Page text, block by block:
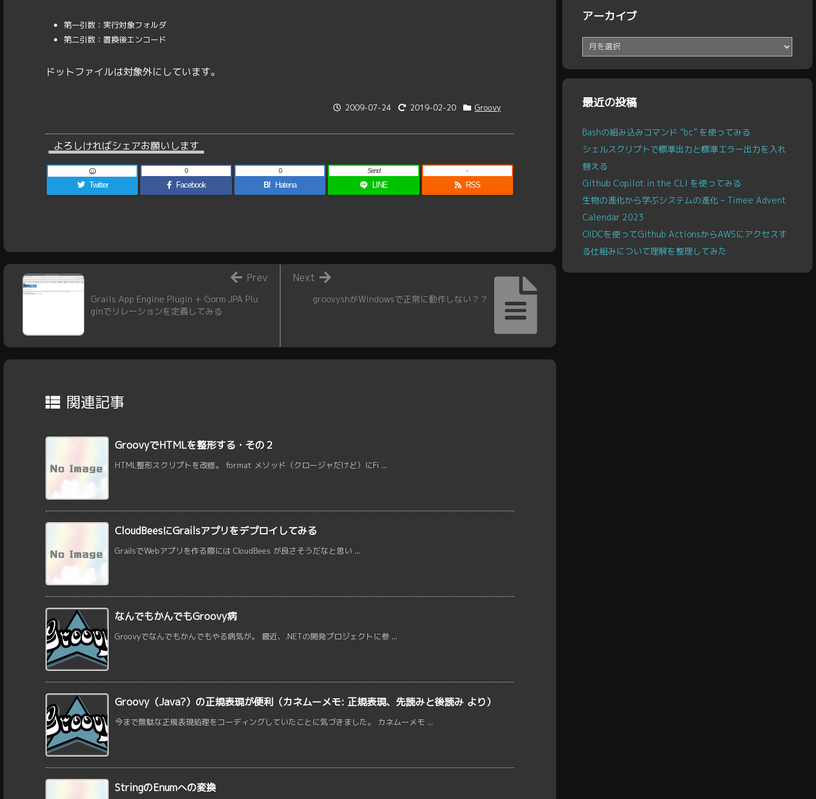
第一引数：実行対象フォルダ
第二引数：置換後エンコード
ドットファイルは対象外にしています。
2009-07-24 2019-02-20 Groovy
よろしければシェアお願いします
Twitter Facebook
0
B! Hatena
0
LINE
Send
RSS
-
groovyshがWindowsで正常に動作しない？？
Next
Grails App Engine Plugin + Gorm JPA Plu
ginでリレーションを定義してみる
Prev
関連記事
GroovyでHTMLを整形する・その２
HTML整形スクリプトを改修。 format メソッド（クロージャだけど）にFi ...
CloudBeesにGrailsアプリをデプロイしてみる
GrailsでWebアプリを作る際には CloudBees が良さそうだなと思い ...
なんでもかんでもGroovy病
Groovyでなんでもかんでもやる病気が。 最近、.NETの開発プロジェクトに参 ...
Groovy（Java?）の正規表現が便利（カネムーメモ: 正規表現、先読みと後読み より）
今まで無駄な正規表現処理をコーディングしていたことに気づきました。 カネムーメモ ...
StringのEnumへの変換
アーカイブ
ー
イ
最近の投稿
Bashの組み込みコマンド “bc” を使ってみる
シェルスクリプトで標準出力と標準エラー出力を入れ
替える
Github Copilot in the CLI を使ってみる
生物の進化から学ぶシステムの進化 – Timee Advent
Calendar 2023
OIDCを使ってGithub ActionsからAWSにアクセスす
る仕組みについて理解を整理してみた